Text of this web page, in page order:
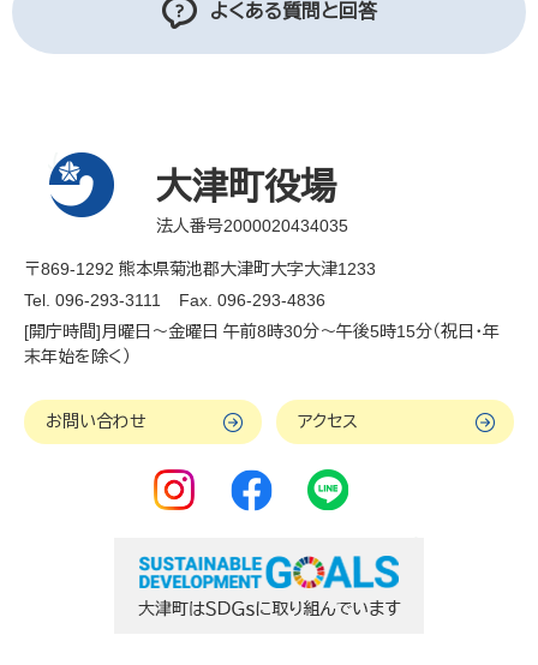
よくある質問と回答
大津町役場
法人番号2000020434035
〒869-1292 熊本県菊池郡大津町大字大津1233
Tel. 096-293-3111
Fax. 096-293-4836
[開庁時間]月曜日～金曜日 午前8時30分～午後5時15分（祝日・年
末年始を除く）
お問い合わせ アクセス